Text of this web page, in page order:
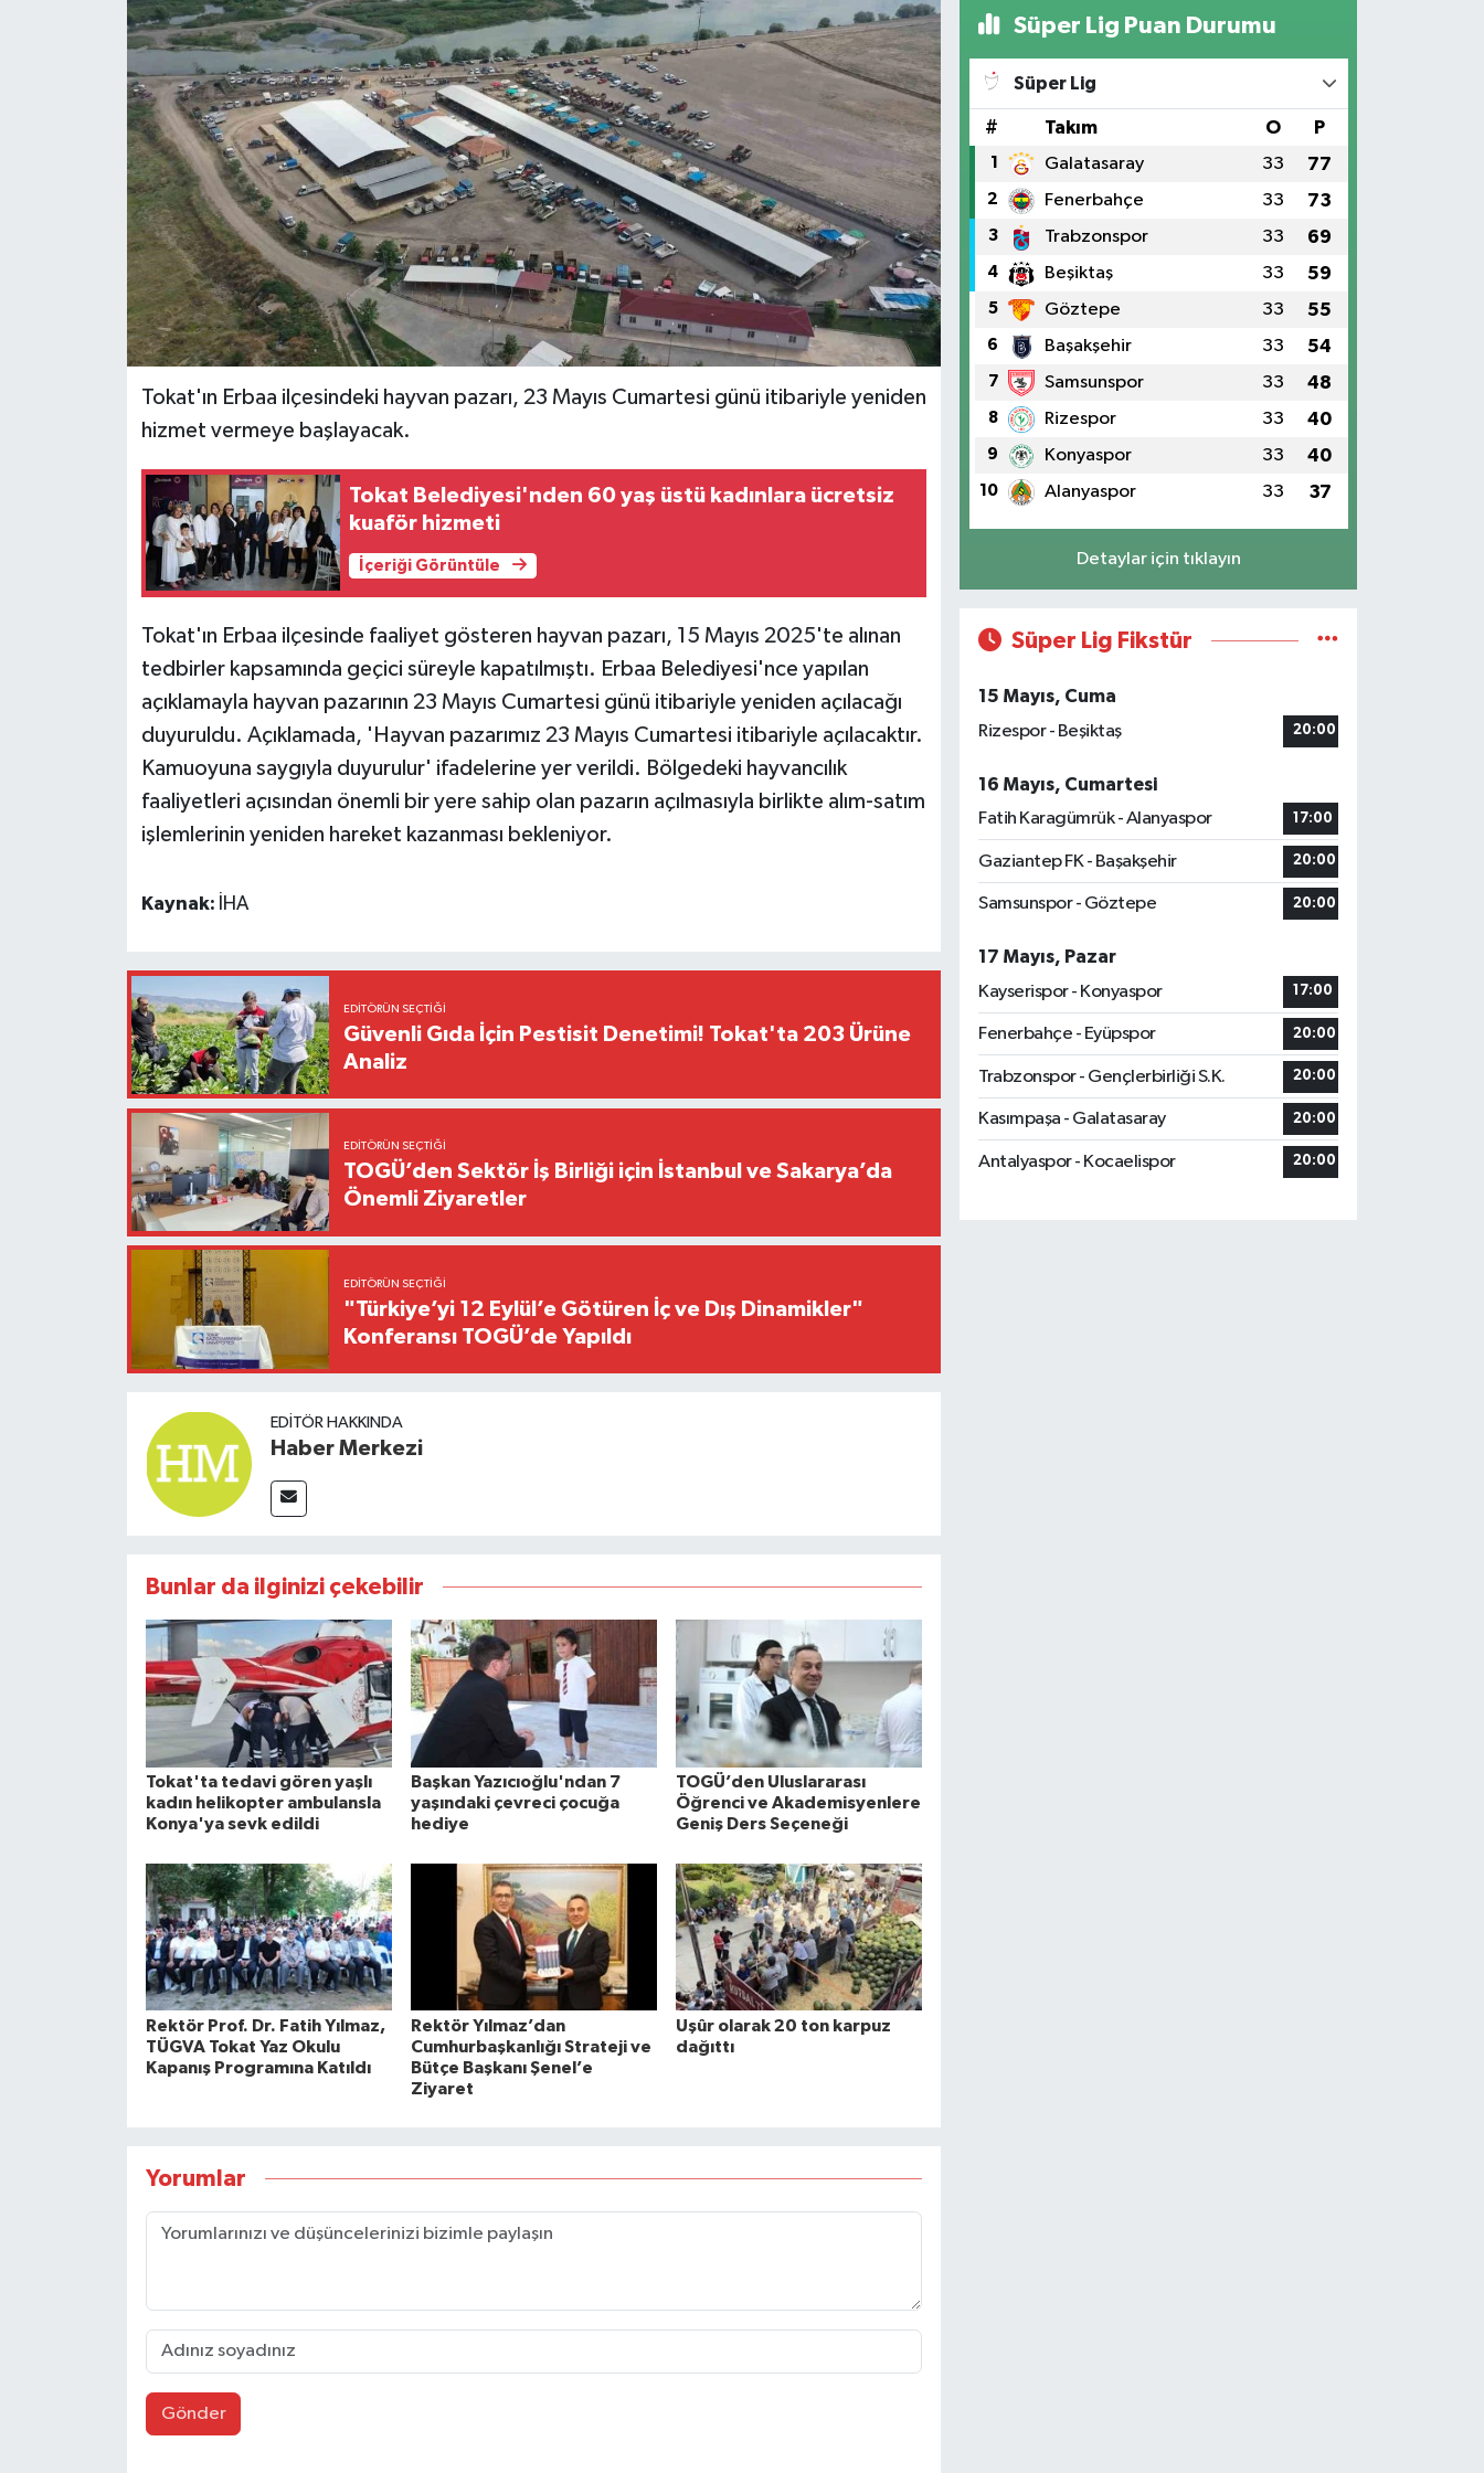
Tokat'ın Erbaa ilçesindeki hayvan pazarı, 23 Mayıs Cumartesi günü itibariyle yeniden
hizmet vermeye başlayacak.
Tokat Belediyesi'nden 60 yaş üstü kadınlara ücretsiz
kuaför hizmeti
İçeriği Görüntüle
Tokat'ın Erbaa ilçesinde faaliyet gösteren hayvan pazarı, 15 Mayıs 2025'te alınan
tedbirler kapsamında geçici süreyle kapatılmıştı. Erbaa Belediyesi'nce yapılan
açıklamayla hayvan pazarının 23 Mayıs Cumartesi günü itibariyle yeniden açılacağı
duyuruldu. Açıklamada, 'Hayvan pazarımız 23 Mayıs Cumartesi itibariyle açılacaktır.
Kamuoyuna saygıyla duyurulur' ifadelerine yer verildi. Bölgedeki hayvancılık
faaliyetleri açısından önemli bir yere sahip olan pazarın açılmasıyla birlikte alım-satım
işlemlerinin yeniden hareket kazanması bekleniyor.
Kaynak: İHA
EDITÖRÜN SEÇTIĞI
Güvenli Gıda İçin Pestisit Denetimi! Tokat'ta 203 Ürüne
Analiz
EDITÖRÜN SEÇTIĞI
TOGÜ’den Sektör İş Birliği için İstanbul ve Sakarya’da
Önemli Ziyaretler
EDITÖRÜN SEÇTIĞI
"Türkiye’yi 12 Eylül’e Götüren İç ve Dış Dinamikler"
Konferansı TOGÜ’de Yapıldı
EDITÖR HAKKINDA
Haber Merkezi
Bunlar da ilginizi çekebilir
Tokat'ta tedavi gören yaşlı
kadın helikopter ambulansla
Konya'ya sevk edildi
Başkan Yazıcıoğlu'ndan 7
yaşındaki çevreci çocuğa
hediye
TOGÜ’den Uluslararası
Öğrenci ve Akademisyenlere
Geniş Ders Seçeneği
Rektör Prof. Dr. Fatih Yılmaz,
TÜGVA Tokat Yaz Okulu
Kapanış Programına Katıldı
Rektör Yılmaz’dan
Cumhurbaşkanlığı Strateji ve
Bütçe Başkanı Şenel’e
Ziyaret
Uşûr olarak 20 ton karpuz
dağıttı
Yorumlar
Gönder
Süper Lig Puan Durumu
Süper Lig
# Takım O P
1 Galatasaray 33 77
2 Fenerbahçe 33 73
3 Trabzonspor 33 69
4 Beşiktaş 33 59
5 Göztepe 33 55
6 Başakşehir 33 54
7 Samsunspor 33 48
8 Rizespor 33 40
9 Konyaspor 33 40
10 Alanyaspor 33 37
Detaylar için tıklayın
Süper Lig Fikstür
15 Mayıs, Cuma
Rizespor - Beşiktaş
20:00
16 Mayıs, Cumartesi
Fatih Karagümrük - Alanyaspor
17:00
Gaziantep FK - Başakşehir 20:00
Samsunspor - Göztepe 20:00
17 Mayıs, Pazar
Kayserispor - Konyaspor
17:00
Fenerbahçe - Eyüpspor 20:00
Trabzonspor - Gençlerbirliği S.K. 20:00
Kasımpaşa - Galatasaray 20:00
Antalyaspor - Kocaelispor 20:00
Teknoloji
Tokat Haberleri